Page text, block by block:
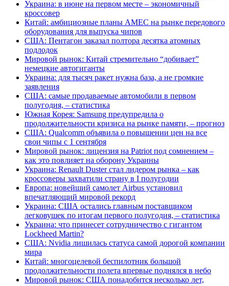
Украина: в июне на первом месте – экономичный
кроссовер
Китай: амбициозные планы AMEC на рынке передового
оборудования для выпуска чипов
США: Пентагон заказал полтора десятка атомных
подлодок
Мировой рынок: Китай стремительно “добивает”
немецкие автогиганты
Украина: для тысяч ракет нужна база, а не громкие
заявления
США: самые продаваемые автомобили в первом
полугодия, – статистика
Южная Корея: Samsung предупредила о
продолжительности кризиса на рынке памяти, – прогноз
США: Qualcomm объявила о повышении цен на все
свои чипы с 1 сентября
Мировой рынок: лицензия на Patriot под сомнением –
как это повлияет на оборону Украины
Украина: Renault Duster стал лидером рынка – как
кроссоверы захватили страну в I полугодии
Европа: новейший самолет Airbus установил
впечатляющий мировой рекорд
Украина: США остались главным поставщиком
легковушек по итогам первого полугодия, – статистика
Украина: что принесет сотрудничество с гигантом
Lockheed Martin?
США: Nvidia лишилась статуса самой дорогой компании
мира
Китай: многоцелевой беспилотник большой
продолжительности полета впервые поднялся в небо
Мировой рынок: США понадобится несколько лет,